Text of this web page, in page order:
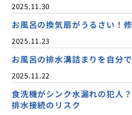
2025.11.30
お風呂の換気扇がうるさい！
2025.11.23
お風呂の排水溝詰まりを自分
2025.11.22
食洗機がシンク水漏れの犯人
排水接続のリスク